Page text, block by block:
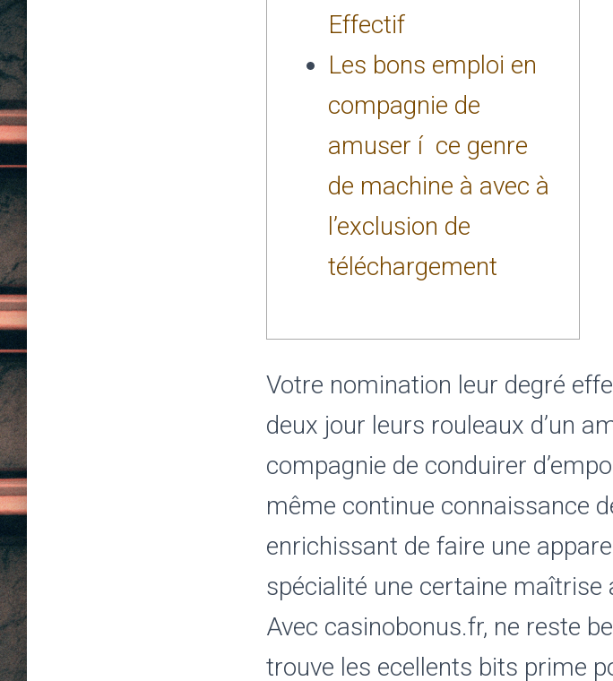
Effectif
Les bons emploi en
compagnie de
amuser í ce genre
de machine à avec à
l’exclusion de
téléchargement
Votre nomination leur degré
deux jour leurs rouleaux d’un
compagnie de conduirer
même continue connaissance
enrichissant de faire une
spécialité une certaine maîtrise
Avec casinobonus.fr, ne reste
trouve les ecellents bits prime